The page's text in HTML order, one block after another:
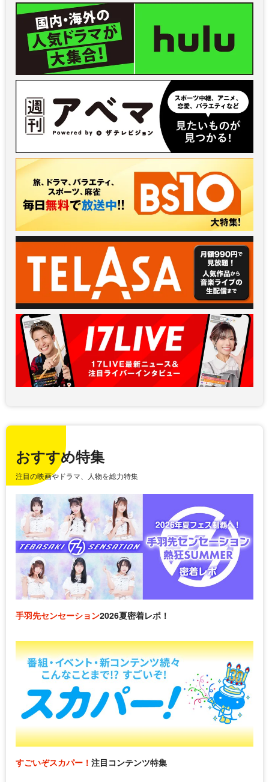
おすすめ特集
注目の映画やドラマ、人物を総力特集
手羽先センセーション2026夏密着レポ！
すごいぞスカパー！ 注目コンテンツ特集